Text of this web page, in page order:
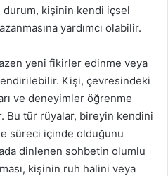
durum, kişinin kendi içsel
yardımcı olabilir.
yeni fikirler edinme veya
Kişi, çevresindeki
ve deneyimler öğrenme
Bu tür rüyalar, bireyin kendini
süreci içinde olduğunu
dinlenen sohbetin olumlu
kişinin ruh halini veya